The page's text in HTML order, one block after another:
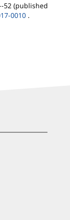
52 (published
0010 .